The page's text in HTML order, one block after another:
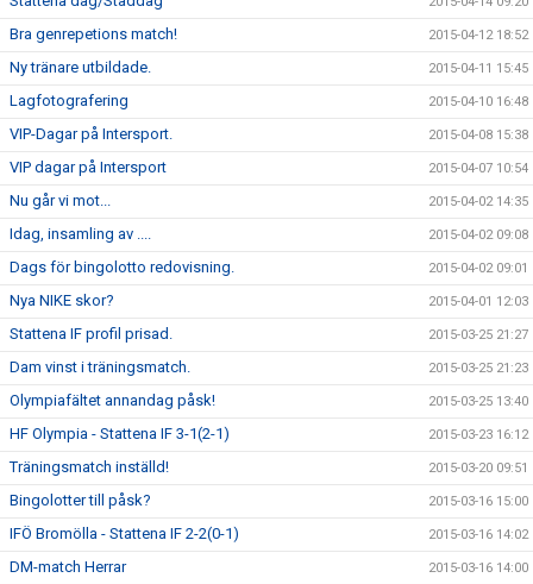
Bra genrepetions match! 2015-04-12 18:52
Ny tränare utbildade. 2015-04-11 15:45
Lagfotografering 2015-04-10 16:48
VIP-Dagar på Intersport. 2015-04-08 15:38
VIP dagar på Intersport 2015-04-07 10:54
Nu går vi mot... 2015-04-02 14:35
Idag, insamling av .... 2015-04-02 09:08
Dags för bingolotto redovisning. 2015-04-02 09:01
Nya NIKE skor? 2015-04-01 12:03
Stattena IF profil prisad. 2015-03-25 21:27
Dam vinst i träningsmatch. 2015-03-25 21:23
Olympiafältet annandag påsk! 2015-03-25 13:40
HF Olympia - Stattena IF 3-1(2-1) 2015-03-23 16:12
Träningsmatch inställd! 2015-03-20 09:51
Bingolotter till påsk? 2015-03-16 15:00
IFÖ Bromölla - Stattena IF 2-2(0-1) 2015-03-16 14:02
DM-match Herrar 2015-03-16 14:00